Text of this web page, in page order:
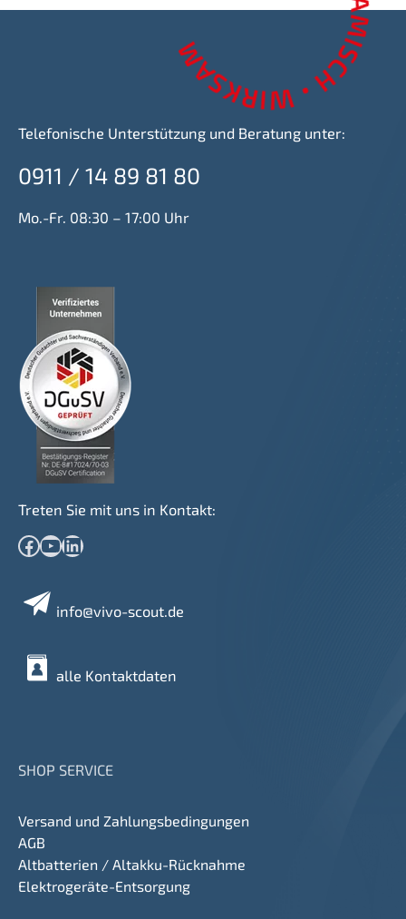
Telefonische Unterstützung und Beratung unter:
0911 / 14 89 81 80
Mo.-Fr. 08:30 – 17:00 Uhr
Treten Sie mit uns in Kontakt:
Facebook YouTube LinkedIn
info@vivo-scout.de
alle Kontaktdaten
SHOP SERVICE
Versand und Zahlungsbedingungen
AGB
Altbatterien / Altakku-Rücknahme
Elektrogeräte-Entsorgung